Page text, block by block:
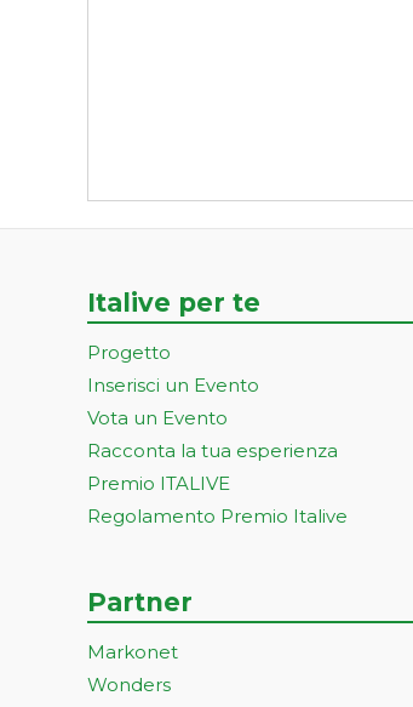
Italive per te
Progetto
Inserisci un Evento
Vota un Evento
Racconta la tua esperienza
Premio ITALIVE
Regolamento Premio Italive
Partner
Markonet
Wonders